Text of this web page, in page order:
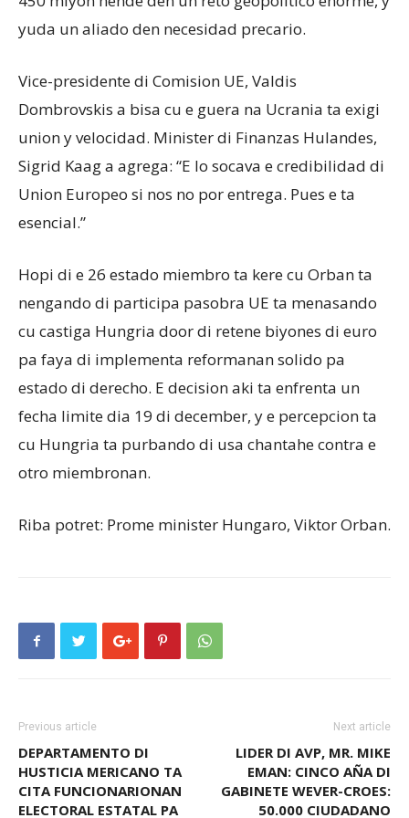
yuda un aliado den necesidad precario.
Vice-presidente di Comision UE, Valdis
Dombrovskis a bisa cu e guera na Ucrania ta exigi
union y velocidad. Minister di Finanzas Hulandes,
Sigrid Kaag a agrega: “E lo socava e credibilidad di
Union Europeo si nos no por entrega. Pues e ta
esencial.”
Hopi di e 26 estado miembro ta kere cu Orban ta
nengando di participa pasobra UE ta menasando
cu castiga Hungria door di retene biyones di euro
pa faya di implementa reformanan solido pa
estado di derecho. E decision aki ta enfrenta un
fecha limite dia 19 di december, y e percepcion ta
cu Hungria ta purbando di usa chantahe contra e
otro miembronan.
Riba potret: Prome minister Hungaro, Viktor Orban.
Previous article
DEPARTAMENTO DI
HUSTICIA MERICANO TA
CITA FUNCIONARIONAN
ELECTORAL ESTATAL PA
Next article
LIDER DI AVP, MR. MIKE
EMAN: CINCO AÑA DI
GABINETE WEVER-CROES:
50.000 CIUDADANO